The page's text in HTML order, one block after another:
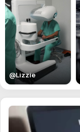
@Lizzie